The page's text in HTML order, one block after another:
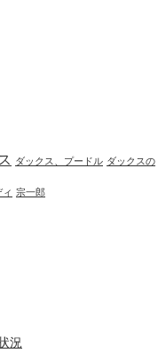
ダックス、プードル ダックスの
ィ 宗一郎
況